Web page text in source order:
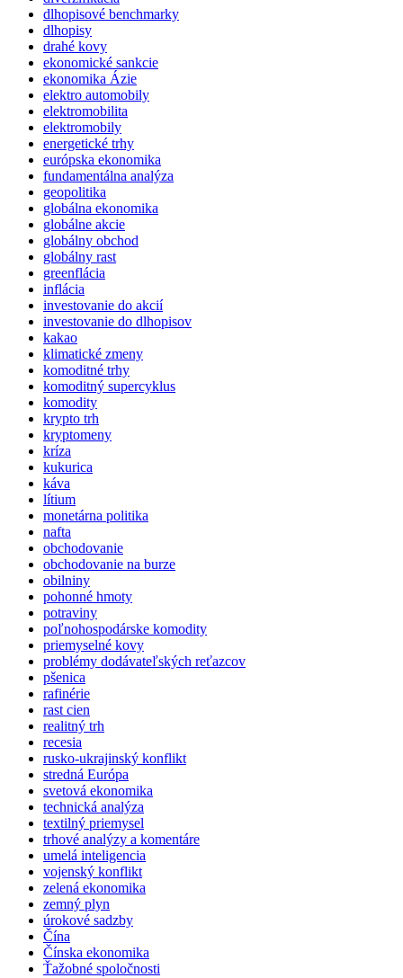
dlhopisové benchmarky
dlhopisy
drahé kovy
ekonomické sankcie
ekonomika Ázie
elektro automobily
elektromobilita
elektromobily
energetické trhy
európska ekonomika
fundamentálna analýza
geopolitika
globálna ekonomika
globálne akcie
globálny obchod
globálny rast
greenflácia
inflácia
investovanie do akcií
investovanie do dlhopisov
kakao
klimatické zmeny
komoditné trhy
komoditný supercyklus
komodity
krypto trh
kryptomeny
kríza
kukurica
káva
lítium
monetárna politika
nafta
obchodovanie
obchodovanie na burze
obilniny
pohonné hmoty
potraviny
poľnohospodárske komodity
priemyselné kovy
problémy dodávateľských reťazcov
pšenica
rafinérie
rast cien
realitný trh
recesia
rusko-ukrajinský konflikt
stredná Európa
svetová ekonomika
technická analýza
textilný priemysel
trhové analýzy a komentáre
umelá inteligencia
vojenský konflikt
zelená ekonomika
zemný plyn
úrokové sadzby
Čína
Čínska ekonomika
Ťažobné spoločnosti